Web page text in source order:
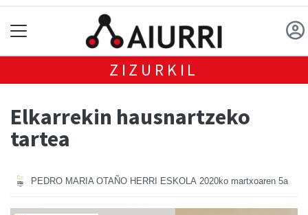
ZIZURKIL
Elkarrekin hausnartzeko
tartea
PEDRO MARIA OTAÑO HERRI ESKOLA 2020ko martxoaren 5a